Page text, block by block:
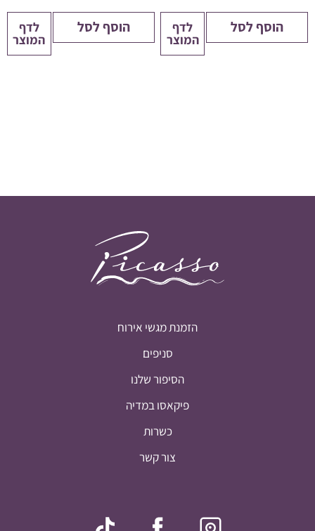
0
₪
הוסף לסל לדף
המוצר
הוסף לסל לדף
המוצר
הזמנת מגשי אירוח
סניפים
הסיפור שלנו
פיקאסו במדיה
כשרות
צור קשר